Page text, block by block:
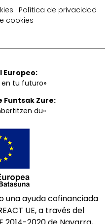
· Política de privacidad
cookies
Europeo:
en tu futuro»
Funtsak Zure:
du»
una ayuda cofinanciada
UE, a través del